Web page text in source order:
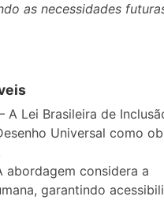
as necessidades
A Lei Brasileira de
Universal como
considera a
garantindo